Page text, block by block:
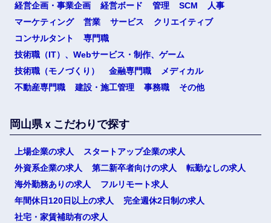
経営企画・事業企画 経営ボード 管理 SCM
人事
マーケティング
営業 サービス
クリエイティブ
コンサルタント
専門職
技術職（IT）、Webサービス・制作、ゲーム
技術職（モノづくり）
金融専門職
メディカル
不動産専門職
建設・施工管理 事務職 その他
岡山県ｘこだわりで探す
上場企業の求人
スタートアップ企業の求人
外資系企業の求人
第二新卒者向けの求人
転勤なしの求人
海外勤務ありの求人
フルリモート求人
年間休日120日以上の求人
完全週休2日制の求人
社宅・家賃補助有の求人